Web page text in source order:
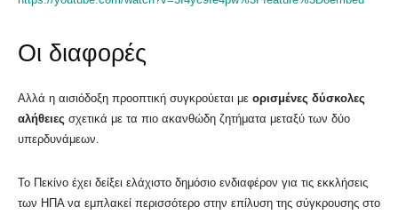
Οι διαφορές
Αλλά η αισιόδοξη προοπτική συγκρούεται με ορισμένες δύσκολες
αλήθειες σχετικά με τα πιο ακανθώδη ζητήματα μεταξύ των δύο
υπερδυνάμεων.
Το Πεκίνο έχει δείξει ελάχιστο δημόσιο ενδιαφέρον για τις εκκλήσεις
των ΗΠΑ να εμπλακεί περισσότερο στην επίλυση της σύγκρουσης στο